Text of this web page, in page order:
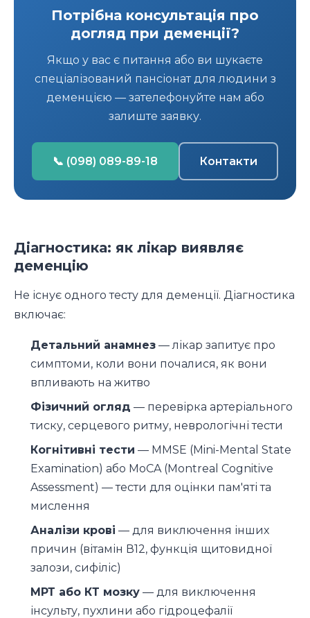
Потрібна консультація про
догляд при деменції?
Якщо у вас є питання або ви шукаєте
спеціалізований пансіонат для людини з
деменцією — зателефонуйте нам або
залиште заявку.
📞 (098) 089-89-18 Контакти
Діагностика: як лікар виявляє
деменцію
Не існує одного тесту для деменції. Діагностика
включає:
Детальний анамнез — лікар запитує про
симптоми, коли вони почалися, як вони
впливають на житво
Фізичний огляд — перевірка артеріального
тиску, серцевого ритму, неврологічні тести
Когнітивні тести — MMSE (Mini-Mental State
Examination) або MoCA (Montreal Cognitive
Assessment) — тести для оцінки пам'яті та
мислення
Аналізи крові — для виключення інших
причин (вітамін В12, функція щитовидної
залози, сифіліс)
МРТ або КТ мозку — для виключення
інсульту, пухлини або гідроцефалії